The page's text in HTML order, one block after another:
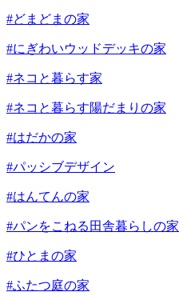
#どまどまの家
#にぎわいウッドデッキの家
#ネコと暮らす家
#ネコと暮らす陽だまりの家
#はだかの家
#パッシブデザイン
#はんてんの家
#パンをこねる田舎暮らしの家
#ひとまの家
#ふたつ庭の家